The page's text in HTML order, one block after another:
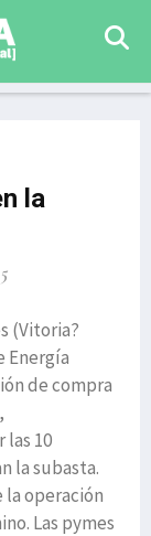
la
(Vitoria?
Energía
de compra
10
la subasta.
la operación
Las pymes